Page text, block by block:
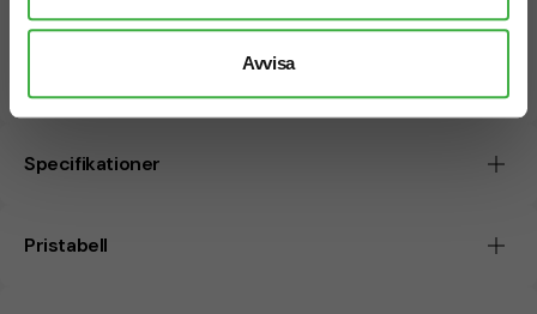
Avvisa
med logotyp.
Specifikationer
Pristabell